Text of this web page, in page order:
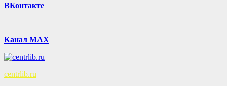
ВКонтакте
Канал MAX
centrlib.ru